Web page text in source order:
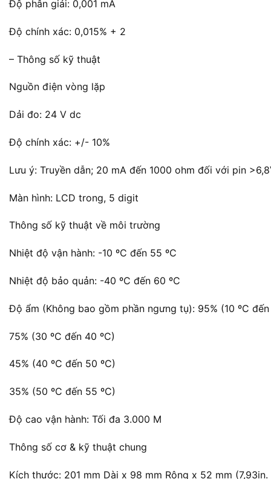
Độ phân giải: 0,001 mA
Độ chính xác: 0,015% + 2
– Thông số kỹ thuật
Nguồn điện vòng lặp
Dải đo: 24 V dc
Độ chính xác: +/- 10%
Lưu ý: Truyền dẫn; 20 mA đến 1000 ohm đối với pin
Màn hình: LCD trong, 5 digit
Thông số kỹ thuật về môi trường
Nhiệt độ vận hành: -10 ºC đến 55 ºC
Nhiệt độ bảo quản: -40 ºC đến 60 ºC
Độ ẩm (Không bao gồm phần ngưng tụ): 95% (10 ºC
75% (30 ºC đến 40 ºC)
45% (40 ºC đến 50 ºC)
35% (50 ºC đến 55 ºC)
Độ cao vận hành: Tối đa 3.000 M
Thông số cơ & kỹ thuật chung
Kích thước: 201 mm Dài x 98 mm Rộng x 52 mm